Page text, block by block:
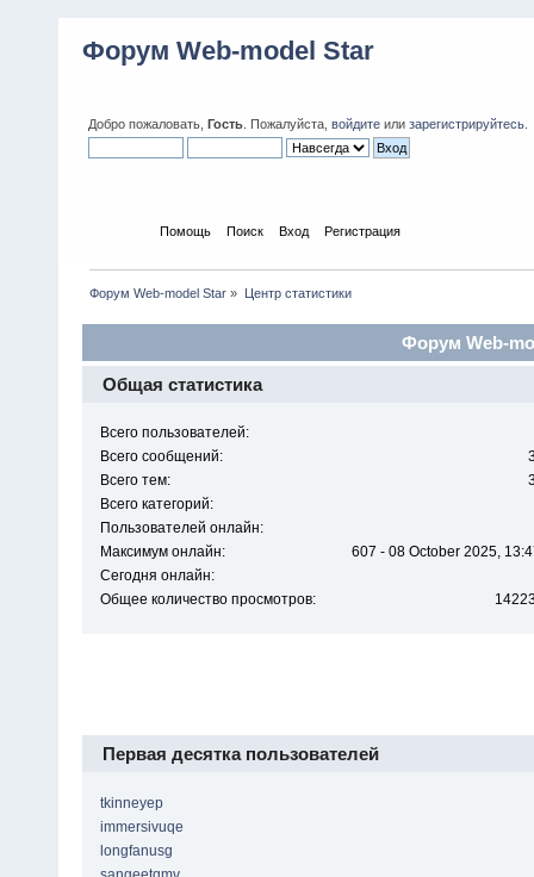
Форум Web-model Star
Добро пожаловать, Гость . Пожалуйста, войдите или зарегистрируйтесь
Помощь Поиск Вход Регистрация
Форум Web-model Star » Центр статистики
Форум Web-
Общая статистика
Всего пользователей:
Всего сообщений:
Всего тем:
Всего категорий:
Пользователей онлайн:
Максимум онлайн:
607 - 08 October 2025,
Сегодня онлайн:
Общее количество просмотров:
Первая десятка пользователей
tkinneyep
immersivuqe
longfanusg